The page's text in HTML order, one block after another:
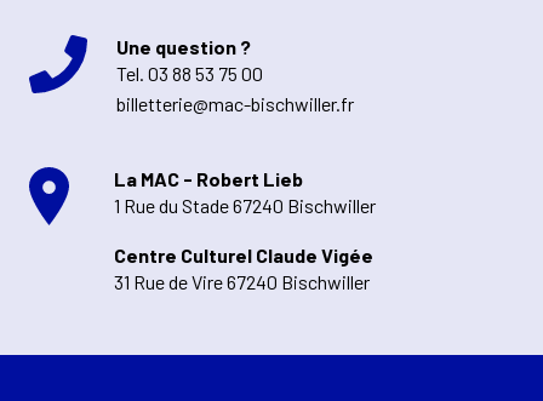
Une question ?
Tel. 03 88 53 75 00
billetterie@mac-bischwiller.fr
La MAC - Robert Lieb
1 Rue du Stade 67240 Bischwiller
Centre Culturel Claude Vigée
31 Rue de Vire 67240 Bischwiller